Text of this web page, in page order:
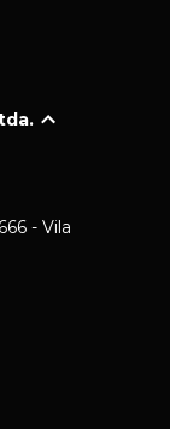
- Vila